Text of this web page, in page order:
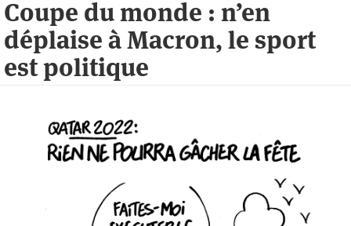
Coupe du monde : n’en
déplaise à Macron, le sport
est politique